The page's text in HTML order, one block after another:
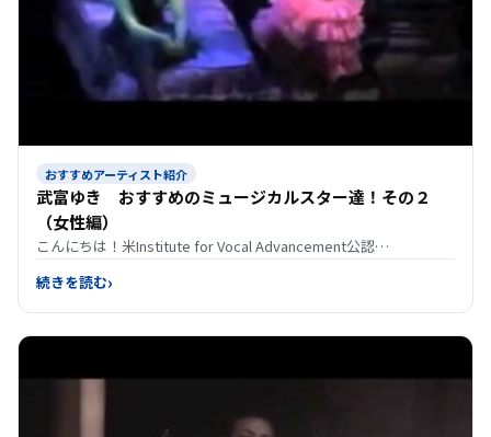
おすすめアーティスト紹介
武富ゆき おすすめのミュージカルスター達！その２
（女性編）
こんにちは！米Institute for Vocal Advancement公認…
続きを読む